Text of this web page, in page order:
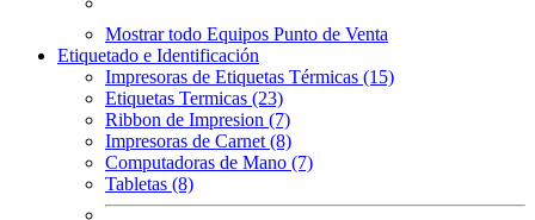
Mostrar todo Equipos Punto de Venta
Etiquetado e Identificación
Impresoras de Etiquetas Térmicas (15)
Etiquetas Termicas (23)
Ribbon de Impresion (7)
Impresoras de Carnet (8)
Computadoras de Mano (7)
Tabletas (8)